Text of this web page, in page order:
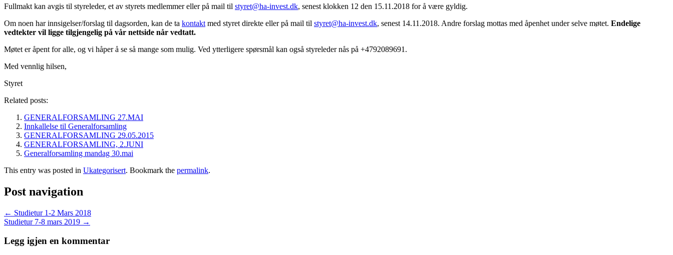
Fullmakt kan avgis til styreleder, et av styrets medlemmer eller på mail til styret@ha-invest.dk, senest klokken 12 den 15.11.2018 for å være gyldig.
Om noen har innsigelser/forslag til dagsorden, kan de ta kontakt med styret direkte eller på mail til styret@ha-invest.dk, senest 14.11.2018. Andre forslag mottas med åpenhet under selve møtet. Endelige
vedtekter vil ligge tilgjengelig på vår nettside når vedtatt.
Møtet er åpent for alle, og vi håper å se så mange som mulig. Ved ytterligere spørsmål kan også styreleder nås på +4792089691.
Med vennlig hilsen,
Styret
Related posts:
GENERALFORSAMLING 27.MAI
Innkallelse til Generalforsamling
GENERALFORSAMLING 29.05.2015
GENERALFORSAMLING, 2.JUNI
Generalforsamling mandag 30.mai
This entry was posted in Ukategorisert. Bookmark the permalink.
Post navigation
← Studietur 1-2 Mars 2018
Studietur 7-8 mars 2019 →
Legg igjen en kommentar